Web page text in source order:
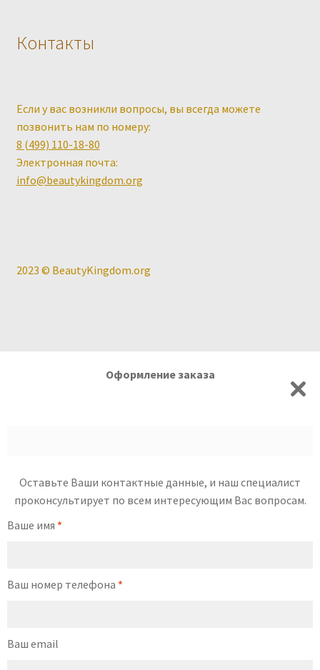
Контакты
Если у вас возникли вопросы, вы всегда можете
позвонить нам по номеру:
8 (499) 110-18-80
Электронная почта:
info@beautykingdom.org
2023 © BeautyKingdom.org
Оформление заказа
Оставьте Ваши контактные данные, и наш специалист
проконсультирует по всем интересующим Вас вопросам.
Ваше имя *
Ваш номер телефона *
Ваш email